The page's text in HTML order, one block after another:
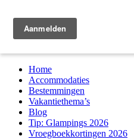
Home
Accommodaties
Bestemmingen
Vakantiethema’s
Blog
Tip: Glampings 2026
Vroegboekkortingen 2026